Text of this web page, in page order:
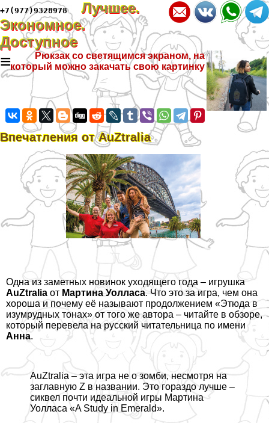
+7(977)9328978
Лучшее.
Экономное.
Доступное
≡
Рюкзак со светящимся экраном, на
который можно закачать свою картинку
Впечатления от AuZtralia
Одна из заметных новинок уходящего года – игрушка
AuZtralia от Мартина Уолласа. Что это за игра, чем она
хороша и почему её называют продолжением «Этюда в
изумрудных тонах» от того же автора – читайте в обзоре,
который перевелана русский читательница по имени
Анна.
AuZtralia – эта игра не о зомби, несмотря на
заглавную Z в названии. Это гораздо лучше –
сиквел почти идеальной игры Мартина
Уолласа «A Study in Emerald».